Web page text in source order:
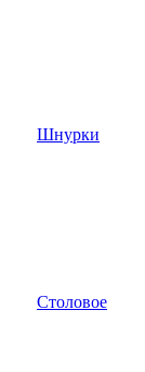
Шнурки
Столовое